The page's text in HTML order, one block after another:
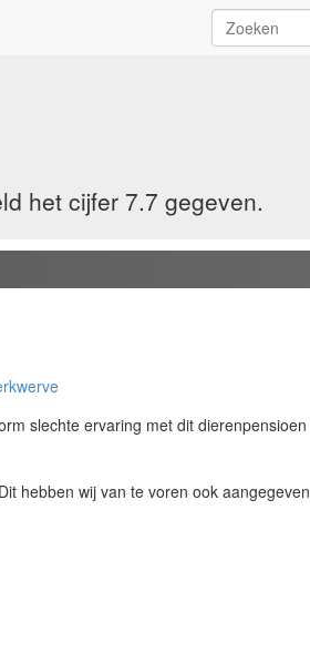
het cijfer 7.7 gegeven.
slechte ervaring met dit dierenpensioen
hebben wij van te voren ook aangegeven